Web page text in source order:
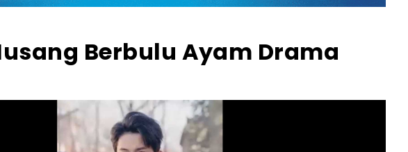
Berbulu Ayam Drama